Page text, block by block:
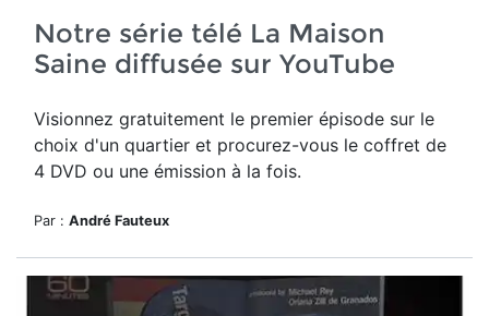
Notre série télé La Maison
Saine diffusée sur YouTube
Visionnez gratuitement le premier épisode sur le
choix d'un quartier et procurez-vous le coffret de
4 DVD ou une émission à la fois.
Par : André Fauteux